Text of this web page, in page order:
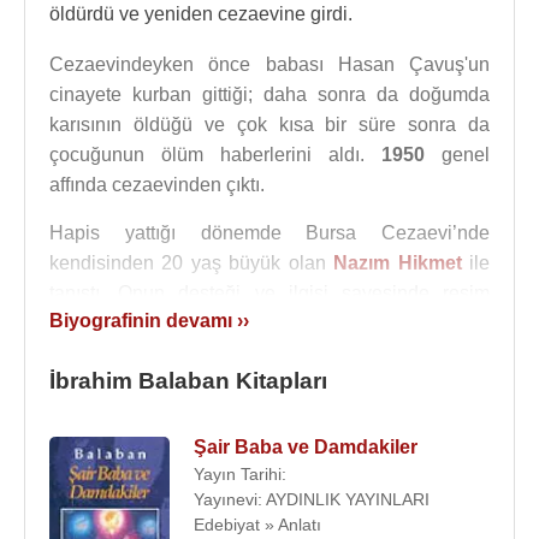
öldürdü ve yeniden cezaevine girdi.
Cezaevindeyken önce babası Hasan Çavuş'un
cinayete kurban gittiği; daha sonra da doğumda
karısının öldüğü ve çok kısa bir süre sonra da
çocuğunun ölüm haberlerini aldı. 1950 genel
affında cezaevinden çıktı.
Hapis yattığı dönemde Bursa Cezaevi’nde
kendisinden 20 yaş büyük olan Nazım Hikmetile
yeteneği ortaya çıktı ve gelişti. 7 yıl süren
ve Damdakiler kitabında anlattı.
etkilenerek “İbrahim Balaban’ın Bahar Tablosu
Üstüne” adlı şiiri ile “Mahpushane Kapısı” ve
“Harman” tabloları için birer şiir yazdı. İbrahim
Biyografinin devamı ››
İbrahim Balaban Kitapları
Şair Baba ve Damdakiler
Yayın Tarihi:
Yayınevi: AYDINLIK YAYINLARI
Edebiyat » Anlatı